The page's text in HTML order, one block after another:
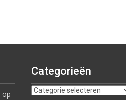
op
Categorieën